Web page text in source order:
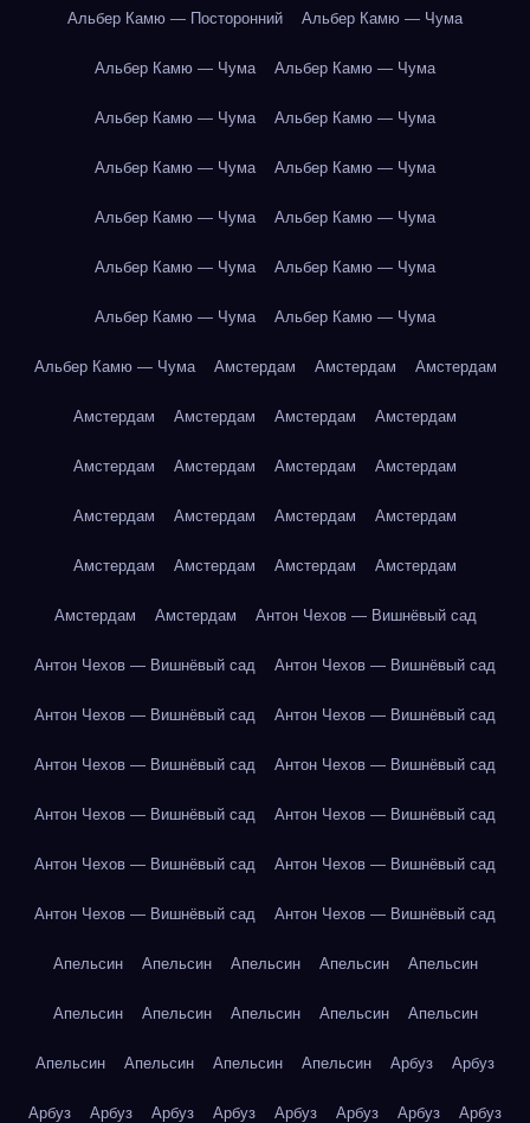
Альбер Камю — Посторонний Альбер Камю — Чума
Альбер Камю — Чума Альбер Камю — Чума
Альбер Камю — Чума Альбер Камю — Чума
Альбер Камю — Чума Альбер Камю — Чума
Альбер Камю — Чума Альбер Камю — Чума
Альбер Камю — Чума Альбер Камю — Чума
Альбер Камю — Чума Альбер Камю — Чума
Альбер Камю — Чума Амстердам Амстердам Амстердам
Амстердам Амстердам Амстердам Амстердам
Амстердам Амстердам Амстердам Амстердам
Амстердам Амстердам Амстердам Амстердам
Амстердам Амстердам Амстердам Амстердам
Амстердам Амстердам Антон Чехов — Вишнёвый сад
Антон Чехов — Вишнёвый сад Антон Чехов — Вишнёвый сад
Антон Чехов — Вишнёвый сад Антон Чехов — Вишнёвый сад
Антон Чехов — Вишнёвый сад Антон Чехов — Вишнёвый сад
Антон Чехов — Вишнёвый сад Антон Чехов — Вишнёвый сад
Антон Чехов — Вишнёвый сад Антон Чехов — Вишнёвый сад
Антон Чехов — Вишнёвый сад Антон Чехов — Вишнёвый сад
Апельсин Апельсин Апельсин Апельсин Апельсин
Апельсин Апельсин Апельсин Апельсин Апельсин
Апельсин Апельсин Апельсин Апельсин Арбуз Арбуз
Арбуз Арбуз Арбуз Арбуз Арбуз Арбуз Арбуз Арбуз